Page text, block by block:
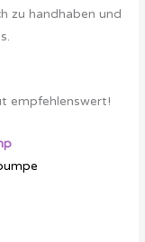
zu handhaben und
empfehlenswert!